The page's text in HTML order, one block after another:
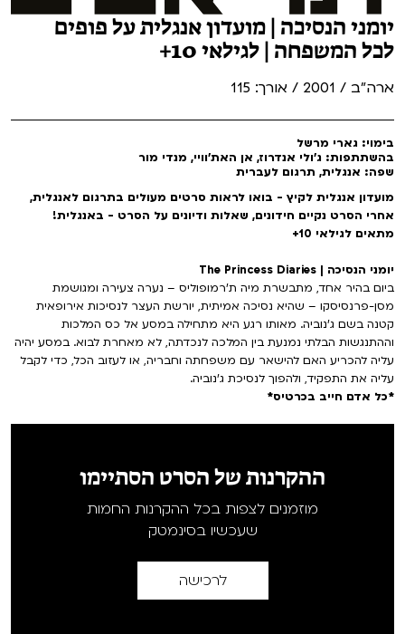
יומני הנסיכה | מועדון אנגלית על פופים
לכל המשפחה | לגילאי 10+
ארה"ב / 2001 / אורך: 115
בימוי: גארי מרשל
בהשתתפות: ג'ולי אנדרוז, אן האת'וויי, מנדי מור
שפה: אנגלית, תרגום לעברית
מועדון אנגלית לקיץ - בואו לראות סרטים מעולים בתרגום לאנגלית,
אחרי הסרט נקיים חידונים, שאלות ודיונים על הסרט - באנגלית!
מתאים לגילאי 10+
יומני הנסיכה | The Princess Diaries
ביום בהיר אחד, מתבשרת מיה ת'רמופוליס – נערה צעירה ומגושמת
מסן-פרנסיסקו – שהיא נסיכה אמיתית, יורשת העצר לנסיכות אירופאית
קטנה בשם ג'נוביה. מאותו רגע היא מתחילה במסע אל כס המלכות
וההתנגשות הבלתי נמנעת בין המלכה לנכדתה, לא מאחרת לבוא. במסע יהיה
עליה להכריע האם להישאר עם משפחתה וחבריה, או לעזוב הכל, כדי לקבל
עליה את התפקיד, ולהפוך לנסיכת ג'נוביה.
*כל אדם חייב בכרטיס*
ההקרנות של הסרט הסתיימו
מוזמנים לצפות בכל ההקרנות החמות
שעכשיו בסינמטק
לרכישה